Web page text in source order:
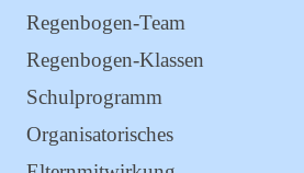
Regenbogen-Team
Regenbogen-Klassen
Schulprogramm
Organisatorisches